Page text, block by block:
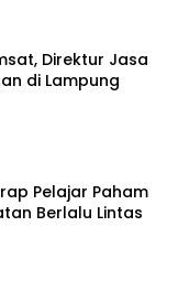
Direktur Jasa
di Lampung
Pelajar Paham
Berlalu Lintas